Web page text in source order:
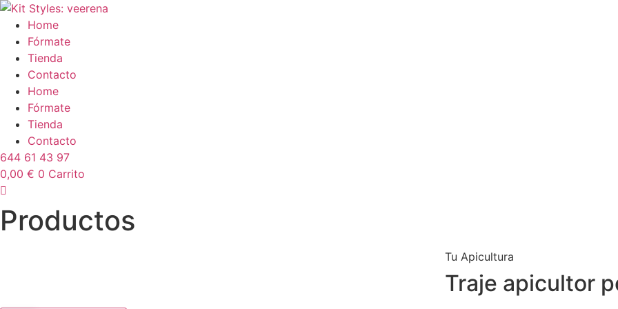
Ir
contenido
Home
Fórmate
Tienda
Contacto
Home
Fórmate
Tienda
Contacto
644 61 43 97
0,00 € 0 Carrito
Productos
Tu Apicultura
Traje apicultor